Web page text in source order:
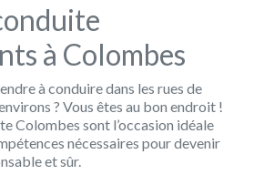
à Colombes
à conduire dans les rues de
? Vous êtes au bon endroit !
Colombes sont l’occasion idéale
nécessaires pour devenir
et sûr.